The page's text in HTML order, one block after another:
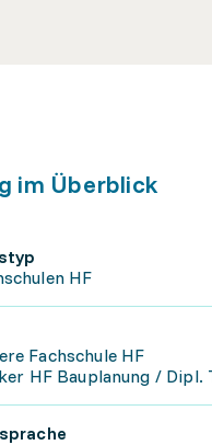
im Überblick
HF
Fachschule HF
HF Bauplanung / Dipl.